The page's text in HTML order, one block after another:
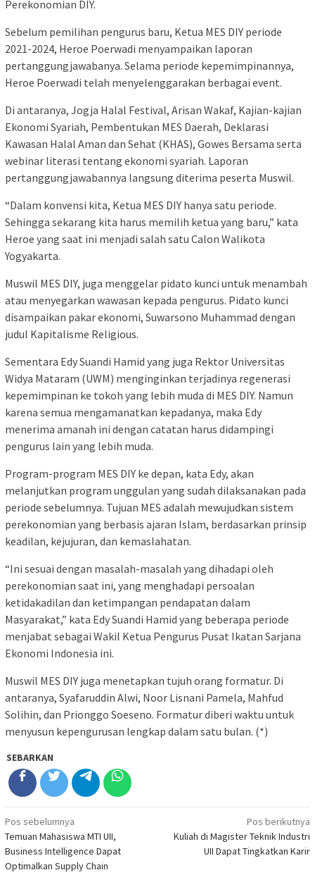
Perekonomian DIY.
Sebelum pemilihan pengurus baru, Ketua MES DIY periode
2021-2024, Heroe Poerwadi menyampaikan laporan
pertanggungjawabanya. Selama periode kepemimpinannya,
Heroe Poerwadi telah menyelenggarakan berbagai event.
Di antaranya, Jogja Halal Festival, Arisan Wakaf, Kajian-kajian
Ekonomi Syariah, Pembentukan MES Daerah, Deklarasi
Kawasan Halal Aman dan Sehat (KHAS), Gowes Bersama serta
webinar literasi tentang ekonomi syariah. Laporan
pertanggungjawabannya langsung diterima peserta Muswil.
“Dalam konvensi kita, Ketua MES DIY hanya satu periode.
Sehingga sekarang kita harus memilih ketua yang baru,” kata
Heroe yang saat ini menjadi salah satu Calon Walikota
Yogyakarta.
Muswil MES DIY, juga menggelar pidato kunci untuk menambah
atau menyegarkan wawasan kepada pengurus. Pidato kunci
disampaikan pakar ekonomi, Suwarsono Muhammad dengan
judul Kapitalisme Religious.
Sementara Edy Suandi Hamid yang juga Rektor Universitas
Widya Mataram (UWM) menginginkan terjadinya regenerasi
kepemimpinan ke tokoh yang lebih muda di MES DIY. Namun
karena semua mengamanatkan kepadanya, maka Edy
menerima amanah ini dengan catatan harus didampingi
pengurus lain yang lebih muda.
Program-program MES DIY ke depan, kata Edy, akan
melanjutkan program unggulan yang sudah dilaksanakan pada
periode sebelumnya. Tujuan MES adalah mewujudkan sistem
perekonomian yang berbasis ajaran Islam, berdasarkan prinsip
keadilan, kejujuran, dan kemaslahatan.
“Ini sesuai dengan masalah-masalah yang dihadapi oleh
perekonomian saat ini, yang menghadapi persoalan
ketidakadilan dan ketimpangan pendapatan dalam
Masyarakat,” kata Edy Suandi Hamid yang beberapa periode
menjabat sebagai Wakil Ketua Pengurus Pusat Ikatan Sarjana
Ekonomi Indonesia ini.
Muswil MES DIY juga menetapkan tujuh orang formatur. Di
antaranya, Syafaruddin Alwi, Noor Lisnani Pamela, Mahfud
Solihin, dan Prionggo Soeseno. Formatur diberi waktu untuk
menyusun kepengurusan lengkap dalam satu bulan. (*)
SEBARKAN
Navigasi
pos
Pos sebelumnya
Temuan Mahasiswa MTI UII,
Business Intelligence Dapat
Optimalkan Supply Chain
Pos berikutnya
Kuliah di Magister Teknik Industri
UII Dapat Tingkatkan Karir